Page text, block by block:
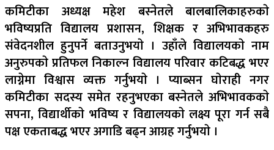
कमिटीका अध्यक्ष महेश बस्नेतले बालबालिकाहरुकाे
भविष्यप्रति विद्यालय प्रशासन, शिक्षक र अभिभावकहरु
संवेदनशील हुनुपर्ने बताउनुभयाे । उहाँले विद्यालयकाे नाम
अनुरुपकाे प्रतिफल निकाल्न विद्यालय परिवार कटिबद्ध भएर
लाग्नेमा विश्वास व्यक्त गर्नुभयाे । प्याब्सन घाेराही नगर
कमिटीका सदस्य समेत रहनुभएका बस्नेतले अभिभावककाे
सपना, विद्यार्थीकाे भविष्य र विद्यालयकाे लक्ष्य पूरा गर्न सबै
पक्ष एकताबद्ध भएर अगाडि बढ्न आग्रह गर्नुभयाे ।